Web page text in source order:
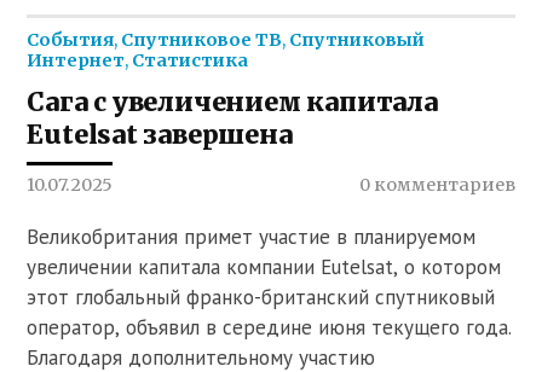
События, Спутниковое ТВ, Спутниковый
Интернет, Статистика
Сага с увеличением капитала
Eutelsat завершена
10.07.2025 0 комментариев
Великобритания примет участие в планируемом
увеличении капитала компании Eutelsat, о котором
этот глобальный франко-британский спутниковый
оператор, объявил в середине июня текущего года.
Благодаря дополнительному участию